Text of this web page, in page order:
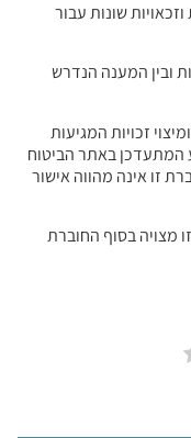
שונות עבור
ובין המענה הנדרש
זכויות המגיעות
המתעדכן באתר הביטוח
זו אינה מהווה אישור
מצויה בסוף החוברת